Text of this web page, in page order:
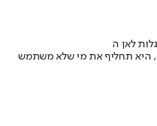
היא תחליף את מי שלא משתמש